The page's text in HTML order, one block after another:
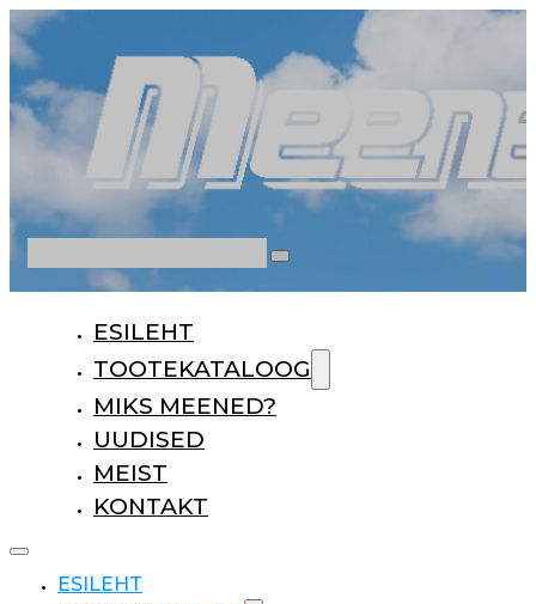
ESILEHT
TOOTEKATALOOG
MIKS MEENED?
UUDISED
MEIST
KONTAKT
ESILEHT